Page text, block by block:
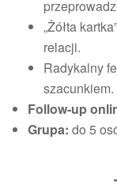
„Żółta
relacji.
Radykalny
szacunkiem.
Follow-up
Grupa: do 5